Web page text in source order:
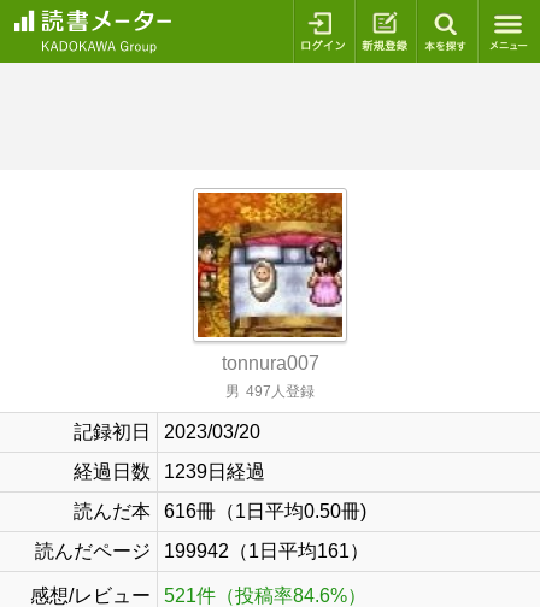
ログイン 新規登録
tonnura007
男 497人登録
記録初日
2023/03/20
経過日数
1239日経過
読んだ本
616冊（1日平均0.50冊)
読んだページ
199942（1日平均161）
感想/レビュー 521件（投稿率84.6%）